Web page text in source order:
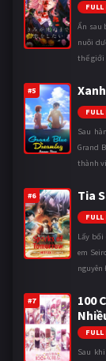
FULL
Ẩn sau
nuôi
thế giới
#5
FULL
Sau
Grand
thành
#6 Tia
FULL
Lấy bối
em
nguyên
#7
100
FULL
Sau